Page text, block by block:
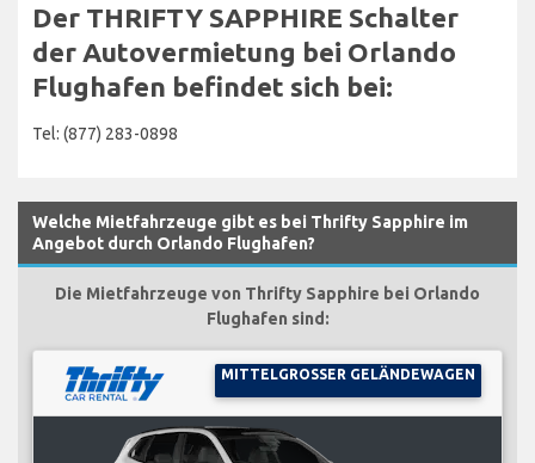
Der THRIFTY SAPPHIRE Schalter
der Autovermietung bei Orlando
Flughafen befindet sich bei:
Tel: (877) 283-0898
Welche Mietfahrzeuge gibt es bei Thrifty Sapphire im
Angebot durch Orlando Flughafen?
Die Mietfahrzeuge von Thrifty Sapphire bei Orlando
Flughafen sind:
MITTELGROSSER GELÄNDEWAGEN